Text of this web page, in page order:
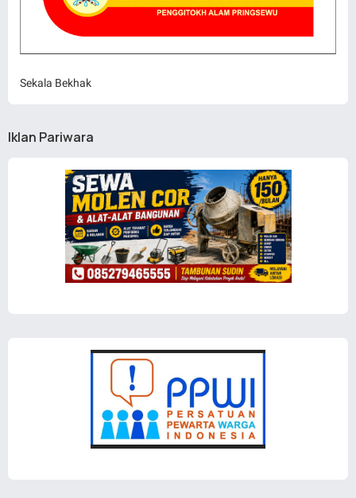
Sekala Bekhak
Iklan Pariwara